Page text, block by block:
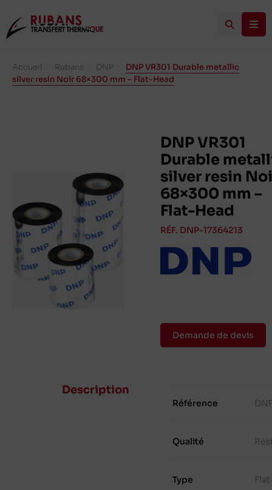
Accueil Rubans DNP
DNP VR301 Durable metallic
silver resin Noir 68×300 mm – Flat-Head
DNP VR301
Durable
silver resin
68×300 mm –
Flat-Head
RÉF. DNP-17364213
Demande de devis
Description
Référence
Qualité
Type